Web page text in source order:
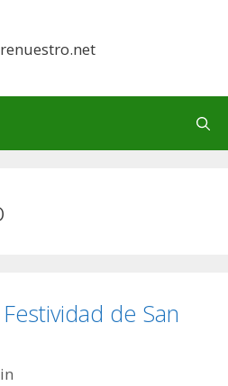
de San